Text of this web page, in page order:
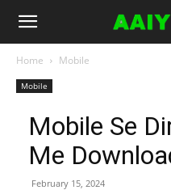
Home Mobile
Mobile
Mobile Se
Me
February 15, 2024